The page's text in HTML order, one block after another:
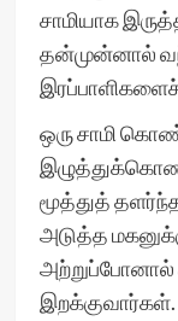
சாமியாக
தன்முன்னால்
ஒரு சாமி
மூத்துத்
அடுத்த
அற்றுப்போனால்